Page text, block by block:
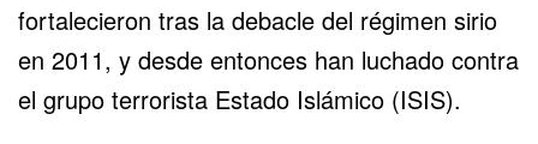
fortalecieron tras la debacle del régimen sirio
en 2011, y desde entonces han luchado contra
el grupo terrorista Estado Islámico (ISIS).